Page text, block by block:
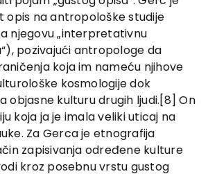
opis na antropološke studije
njegovu „interpretativnu
pozivajući antropologe da
koja im nameću njihove
kosmologije dok
objasne kulturu drugih ljudi.[8] On
koja ja je imala veliki uticaj na
Za Gerca je etnografija
zapisivanja određene kulture
kroz posebnu vrstu gustog